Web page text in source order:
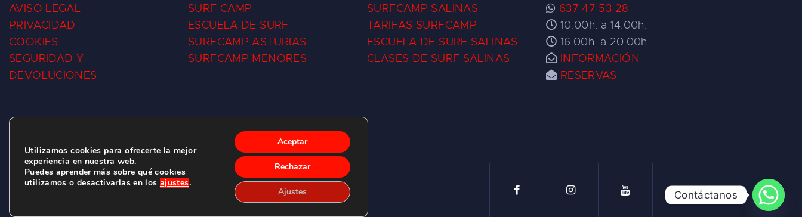
AVISO LEGAL
PRIVACIDAD
COOKIES
SEGURIDAD Y
DEVOLUCIONES
SURF CAMP
ESCUELA DE SURF
SURFCAMP ASTURIAS
SURFCAMP MENORES
SURFCAMP SALINAS
TARIFAS SURFCAMP
ESCUELA DE SURF SALINAS
CLASES DE SURF SALINAS
637 47 53 28
10:00h. a 14:00h.
16:00h. a 20:00h.
INFORMACIÓN
RESERVAS
CLUB DE SURF LAS DUNAS ©2026.
C/ BERNARDO ÁLVAREZ GALAN 1, SALINAS (ASTURIAS)
Utilizamos cookies para ofrecerte la mejor
experiencia en nuestra web.
Puedes aprender más sobre qué cookies
utilizamos o desactivarlas en los ajustes.
Aceptar
Rechazar
Ajustes Contáctanos